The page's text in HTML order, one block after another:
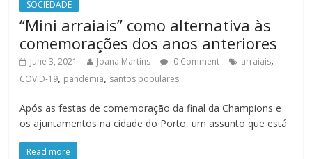
SOCIEDADE
“Mini arraiais” como alternativa às
comemorações dos anos anteriores
June 3, 2021 Joana Martins 0 Comment arraiais,
COVID-19, pandemia, santos populares
Após as festas de comemoração da final da Champions e
os ajuntamentos na cidade do Porto, um assunto que está
Read more